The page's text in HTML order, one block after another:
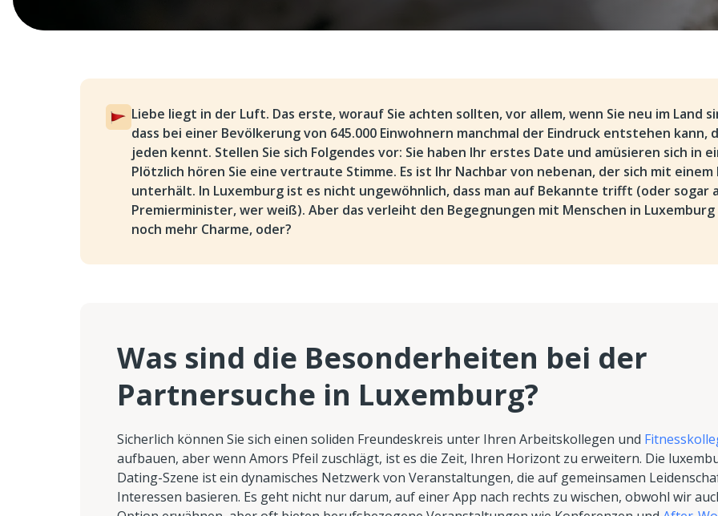
Liebe liegt in der Luft. Das erste, worauf Sie achten sollten, vor allem, wenn Sie neu im Land
dass bei einer Bevölkerung von 645.000 Einwohnern manchmal der Eindruck entstehen kann,
jeden kennt. Stellen Sie sich Folgendes vor: Sie haben Ihr erstes Date und amüsieren sich in
Plötzlich hören Sie eine vertraute Stimme. Es ist Ihr Nachbar von nebenan, der sich mit einem
unterhält. In Luxemburg ist es nicht ungewöhnlich, dass man auf Bekannte trifft (oder sogar
Premierminister, wer weiß). Aber das verleiht den Begegnungen mit Menschen in
noch mehr Charme, oder?
Was sind die Besonderheiten bei der
Partnersuche in Luxemburg?
Sicherlich können Sie sich einen soliden Freundeskreis unter Ihren Arbeitskollegen und
aufbauen, aber wenn Amors Pfeil zuschlägt, ist es die Zeit, Ihren Horizont zu erweitern. Die
Dating-Szene ist ein dynamisches Netzwerk von Veranstaltungen, die auf gemeinsamen
Interessen basieren. Es geht nicht nur darum, auf einer App nach rechts zu wischen, obwohl wir